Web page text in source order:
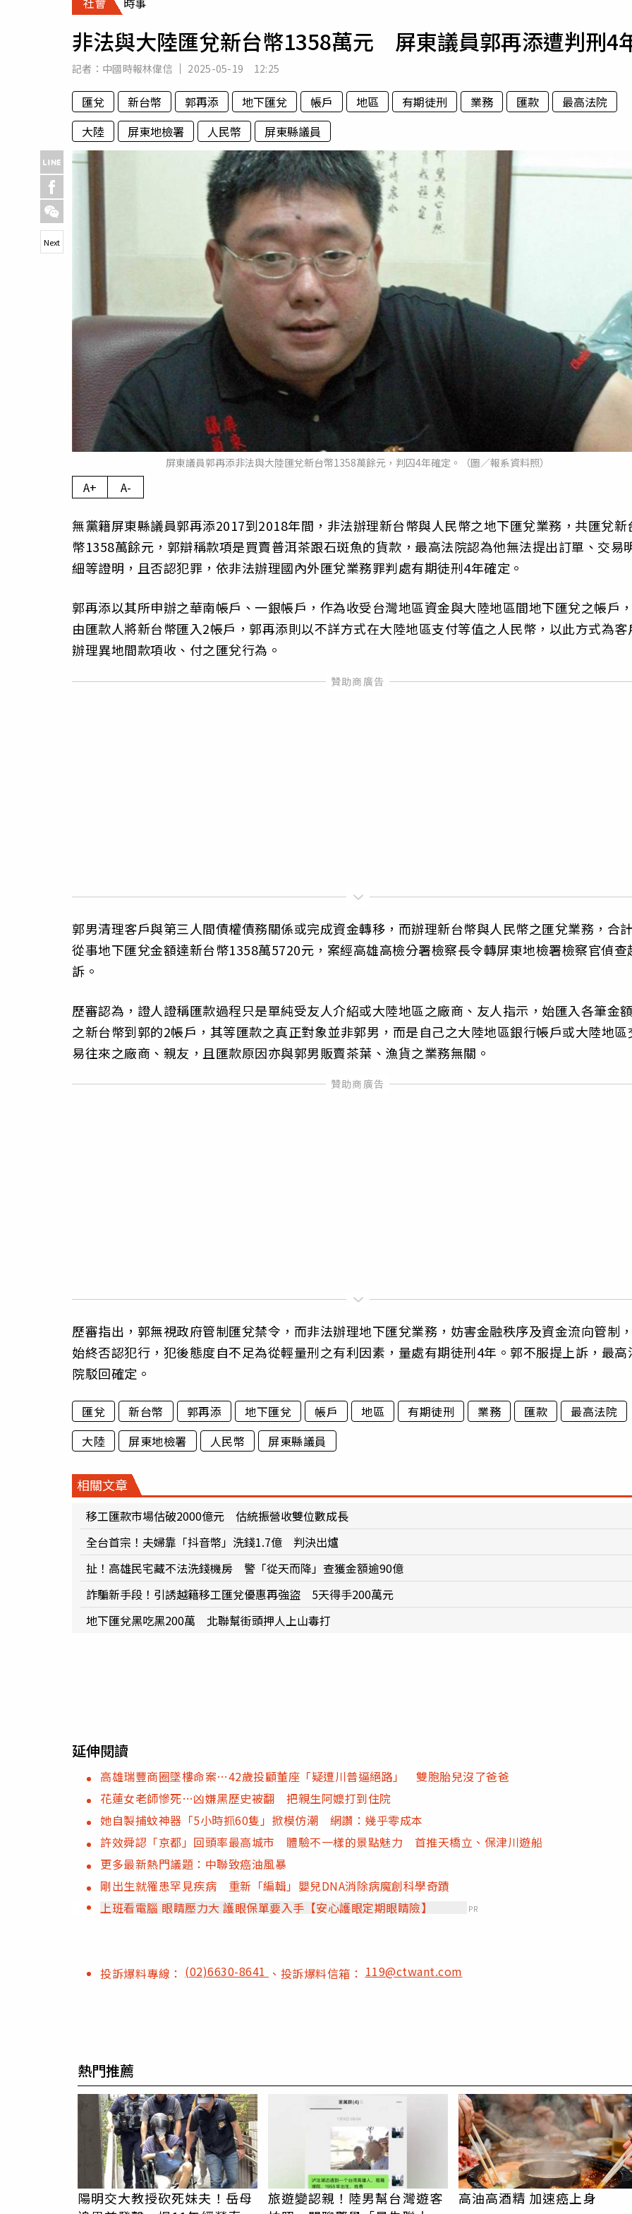
專欄
房產新勢力
運勢
梅酒
非法與大陸匯兌新台幣1358萬元 屏東議員郭再添遭判刑4
記者： 中國時報林偉信 2025-05-19 12:25
匯兌 新台幣 郭再添 地下匯兌 帳戶 地區 有期徒刑 業務 匯款
最高法院
大陸
屏東地檢署 人民幣 屏東縣議員
屏東議員郭再添非法與大陸匯兌新台幣1358萬餘元，判囚4年確定。（圖／報系資料照）
Next
A+ A-
無黨籍屏東縣議員郭再添2017到2018年間，非法辦理新台幣與人民幣之地下匯兌業務，共匯兌新
幣1358萬餘元，郭辯稱款項是買賣普洱茶跟石斑魚的貨款，最高法院認為他無法提出訂單、交易
細等證明，且否認犯罪，依非法辦理國內外匯兌業務罪判處有期徒刑4年確定。
郭再添以其所申辦之華南帳戶、一銀帳戶，作為收受台灣地區資金與大陸地區間地下匯兌之帳戶
由匯款人將新台幣匯入2帳戶，郭再添則以不詳方式在大陸地區支付等值之人民幣，以此方式為客
辦理異地間款項收、付之匯兌行為。
郭男清理客戶與第三人間債權債務關係或完成資金轉移，而辦理新台幣與人民幣之匯兌業務，合
從事地下匯兌金額達新台幣1358萬5720元，案經高雄高檢分署檢察長令轉屏東地檢署檢察官偵查
訴。
歷審認為，證人證稱匯款過程只是單純受友人介紹或大陸地區之廠商、友人指示，始匯入各筆金
之新台幣到郭的2帳戶，其等匯款之真正對象並非郭男，而是自己之大陸地區銀行帳戶或大陸地區
易往來之廠商、親友，且匯款原因亦與郭男販賣茶葉、漁貨之業務無關。
歷審指出，郭無視政府管制匯兌禁令，而非法辦理地下匯兌業務，妨害金融秩序及資金流向管制
始終否認犯行，犯後態度自不足為從輕量刑之有利因素，量處有期徒刑4年。郭不服提上訴，最高
院駁回確定。
匯兌 新台幣 郭再添 地下匯兌 帳戶 地區 有期徒刑 業務 匯款
最高法院
大陸
屏東地檢署 人民幣 屏東縣議員
相關文章
移工匯款市場估破2000億元 估統振營收雙位數成長
全台首宗！夫婦靠「抖音幣」洗錢1.7億 判決出爐
扯！高雄民宅藏不法洗錢機房 警「從天而降」查獲金額逾90億
詐騙新手段！引誘越籍移工匯兌優惠再強盜 5天得手200萬元
地下匯兌黑吃黑200萬 北聯幫街頭押人上山毒打
延伸閱讀
高雄瑞豐商圈墜樓命案…42歲投顧董座「疑遭川普逼絕路」 雙胞胎兒沒了爸爸
花蓮女老師慘死…凶嫌黑歷史被翻 把親生阿嬤打到住院
她自製捕蚊神器「5小時抓60隻」掀模仿潮 網讚：幾乎零成本
許效舜認「京都」回頭率最高城市 體驗不一樣的景點魅力 首推天橋立、保津川遊船
更多最新熱門議題：中聯致癌油風暴
剛出生就罹患罕見疾病 重新「編輯」嬰兒DNA消除病魔創科學奇蹟
上班看電腦 眼睛壓力大 護眼保單要入手【安心護眼定期眼睛險】
PR
投訴爆料專線： (02)6630-8641 、投訴爆料信箱：119@ctwant.com
熱門推薦
陽明交大教授砍死妹夫！岳母
旅遊變認親！陸男幫台灣遊客
高油高酒精 加速癌上身
PR